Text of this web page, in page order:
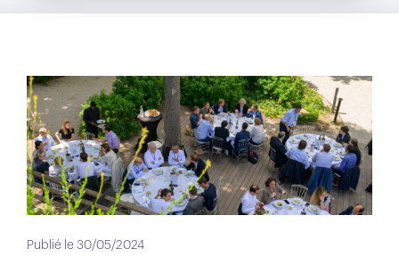
Publié le 30/05/2024